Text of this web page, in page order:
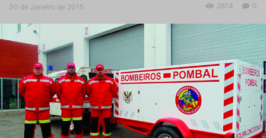
30 de Janeiro de 2015 0
2814